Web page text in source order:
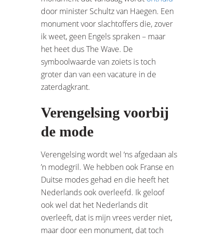
door minister Schultz van Haegen. Een
monument voor slachtoffers die, zover
ik weet, geen Engels spraken – maar
het heet dus The Wave. De
symboolwaarde van zoiets is toch
groter dan van een vacature in de
zaterdagkrant.
Verengelsing voorbij
de mode
Verengelsing wordt wel ‘ns afgedaan als
’n modegril. We hebben ook Franse en
Duitse modes gehad en die heeft het
Nederlands ook overleefd. Ik geloof
ook wel dat het Nederlands dit
overleeft, dat is mijn vrees verder niet,
maar door een monument, dat toch